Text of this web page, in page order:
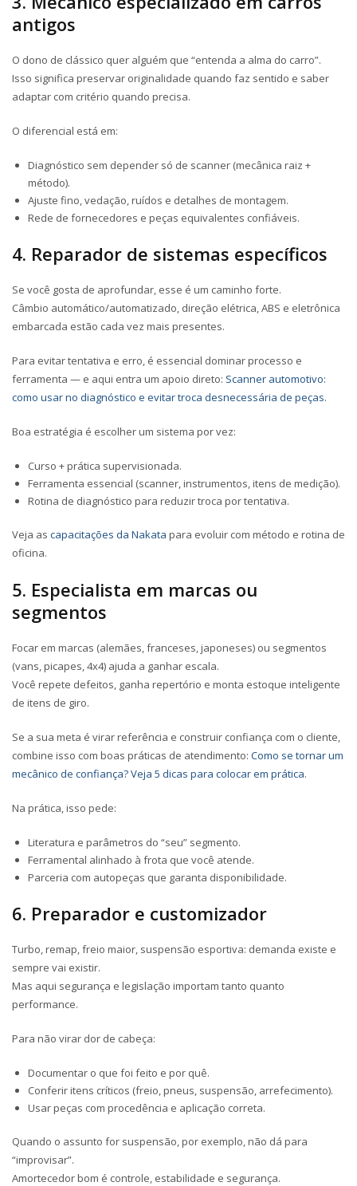
antigos
O dono de clássico quer alguém que “entenda a alma do carro”.
Isso significa preservar originalidade quando faz sentido e saber
adaptar com critério quando precisa.
O diferencial está em:
Diagnóstico sem depender só de scanner (mecânica raiz +
método).
Ajuste fino, vedação, ruídos e detalhes de montagem.
Rede de fornecedores e peças equivalentes confiáveis.
4. Reparador de sistemas específicos
Se você gosta de aprofundar, esse é um caminho forte.
Câmbio automático/automatizado, direção elétrica, ABS e eletrônica
embarcada estão cada vez mais presentes.
Para evitar tentativa e erro, é essencial dominar processo e
ferramenta — e aqui entra um apoio direto: Scanner automotivo:
como usar no diagnóstico e evitar troca desnecessária de peças.
Boa estratégia é escolherum sistema por vez:
Curso + prática supervisionada.
Ferramenta essencial (scanner, instrumentos, itens de medição).
Rotina de diagnóstico para reduzir troca por tentativa.
Veja as capacitações da Nakata para evoluir com método e rotina de
oficina.
5. Especialista em marcas ou
segmentos
Focar em marcas (alemães, franceses, japoneses) ou segmentos
(vans, picapes, 4x4) ajuda a ganhar escala.
Você repete defeitos, ganha repertório e monta estoque inteligente
de itens de giro.
Se a sua meta é virar referência e construir confiança com o cliente,
combine isso com boas práticas de atendimento: Como se tornar um
mecânico de confiança? Veja 5 dicas para colocar em prática.
Na prática, isso pede:
Literatura e parâmetros do “seu” segmento.
Ferramental alinhado à frota que você atende.
Parceria com autopeças que garanta disponibilidade.
6. Preparador e customizador
Turbo, remap, freio maior, suspensão esportiva: demanda existe e
sempre vai existir.
Mas aqui segurança e legislação importam tanto quanto
performance.
Para não virar dor de cabeça:
Documentar o que foi feito e por quê.
Conferir itens críticos (freio, pneus, suspensão, arrefecimento).
Usar peças com procedência e aplicação correta.
Quando o assunto for suspensão, por exemplo, não dá para
“improvisar”.
Amortecedor bom é controle, estabilidade e segurança.